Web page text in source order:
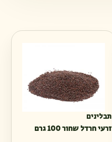
תבלינים
זרעי חרדל שחור 100 גרם